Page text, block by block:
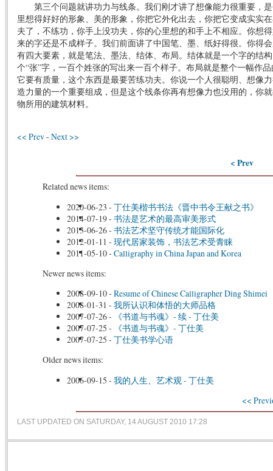
第三个问题就讲功力与线条。我们刚才讲了想像能力很重要，
里想得好好的形象、美的形象，你把它外化出去，你把它变成实实
夫了，不练功，你手上没功夫，你的心里想的和手上不相应。你想
来的字还是不成样子。我们前面讲了中国笔、墨、纸好得很。你得
有四大要素，就是笔法、墨法、结体、布局。结体就是一个字的结
个“张”字，一百个姓张的写出来一百个样子。布局就是整个一幅作
它要有质量，这个东西是最要苦练功夫。你说一个人很聪明、想像
造力量的一个重要组成，但是这个线条你再有想像力也没用的，你
物所用的建筑材料。
<< Prev- Next >>
< Prev
Related news items:
2020-06-23 - 丁仕美楷书书法《晋中书令王献之书》
2014-07-19- 书法是艺术的最高审美形式
2013-06-26- 书法艺术坚守传统才能国际化
2012-01-11 - 现代居家装饰，书法艺术受青睐
2011-05-10- Calligraphy in China Japan and Korea
Newer news items:
2008-09-10- Resume of Chinese Calligrapher Ding Shimei
2008-01-31 - 我所认识和体悟的大师品格
2007-07-26-
《书道与书魂》- 续 - 丁仕美
2007-07-25 -
《书道与书魂》- 丁仕美
2007-07-25 - 丁仕美书学心语
Older news items:
2006-09-15 - 我的人生、艺术观 - 丁仕美
<<
LAST UPDATED ON SATURDAY, 14 AUGUST 2010 17:28